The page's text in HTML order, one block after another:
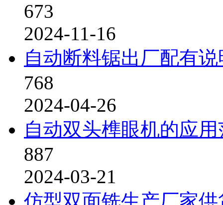
673
2024-11-16
自动断料锯出厂配有
768
2024-04-26
自动双头榫眼机的应
887
2024-03-21